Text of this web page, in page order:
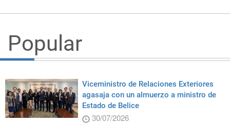
Popular
Viceministro de Relaciones Exteriores
agasaja con un almuerzo a ministro de
Estado de Belice
30/07/2026